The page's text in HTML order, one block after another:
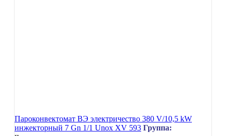
Пароконвектомат ВЭ электричество 380 V/10,5 kW
инжекторный 7 Gn 1/1 Unox XV 593 Группа: